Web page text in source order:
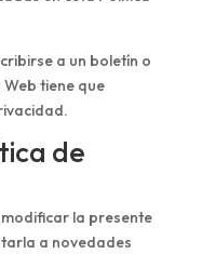
a un boletín o
tiene que
de
la presente
a novedades